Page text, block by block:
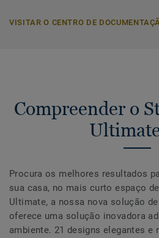
VISITAR O CENTRO DE
Compreender o
Procura os melhores resultados
sua casa, no mais curto espaço
Ultimate, a nossa nova solução
oferece uma solução inovadora
ambiente. 21 designs elegantes e